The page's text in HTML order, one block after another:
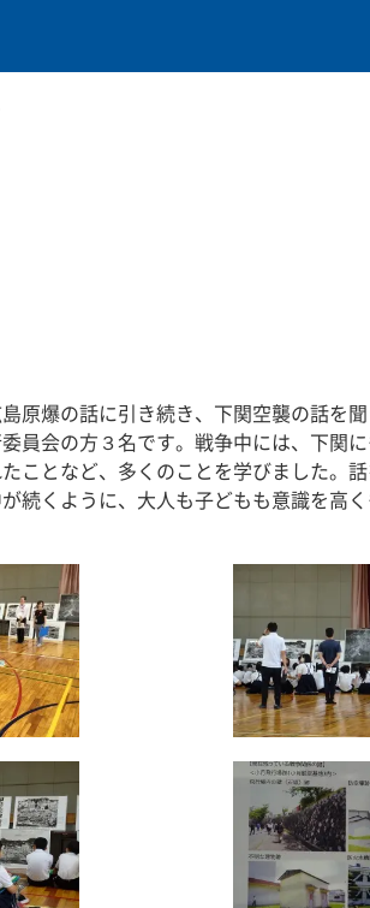
原爆の話に引き続き、下関空襲の話を
員会の方３名です。戦争中には、下関
ことなど、多くのことを学びました。
くように、大人も子どもも意識を高く